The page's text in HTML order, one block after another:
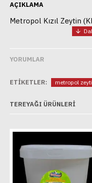
AÇIKLAMA
Metropol Kızıl Zeytin
YORUMLAR
ETIKETLER: metropol
TEREYAĞI ÜRÜNLERI